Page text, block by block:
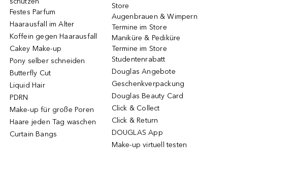
Festes Parfum
Haarausfall im Alter
Koffein gegen Haarausfall
Cakey Make-up
Pony selber schneiden
Butterfly Cut
Liquid Hair
PDRN
Make-up für große Poren
Haare jeden Tag waschen
Curtain Bangs
Store
Augenbrauen & Wimpern
Termine im Store
Maniküre & Pediküre
Termine im Store
Studentenrabatt
Douglas Angebote
Geschenkverpackung
Douglas Beauty Card
Click & Collect
Click & Return
DOUGLAS App
Make-up virtuell testen